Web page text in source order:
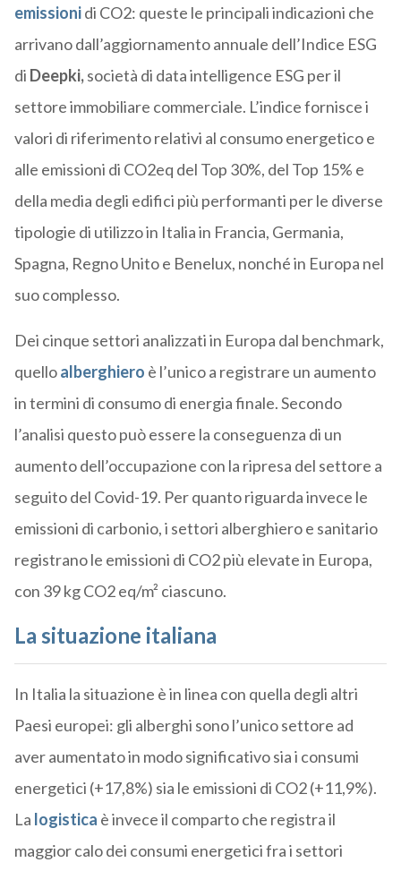
emissionidi CO2: queste le principali indicazioni che
arrivano dall’aggiornamento annuale dell’Indice ESG
di Deepki,società di data intelligence ESG per il
settore immobiliare commerciale. L’indice fornisce i
valori di riferimento relativi al consumo energetico e
alle emissioni di CO2eq del Top 30%, del Top 15% e
della media degli edifici più performanti per le diverse
tipologie di utilizzo in Italia in Francia, Germania,
Spagna, Regno Unito e Benelux, nonché in Europa nel
suo complesso.
Dei cinque settori analizzati in Europa dal benchmark,
quelloalberghiero è l’unico a registrare un aumento
in termini di consumo di energia finale. Secondo
l’analisi questo può essere la conseguenza di un
aumento dell’occupazione con la ripresa del settore a
seguito del Covid-19. Per quanto riguarda invece le
emissioni di carbonio, i settori alberghiero e sanitario
registrano le emissioni di CO2 più elevate in Europa,
con 39 kg CO2 eq/m² ciascuno.
La situazione italiana
In Italia la situazione è in linea con quella degli altri
Paesi europei: gli alberghi sono l’unico settore ad
aver aumentato in modo significativo sia i consumi
energetici (+17,8%) sia le emissioni di CO2 (+11,9%).
La logistica è invece il comparto che registra il
maggior calo dei consumi energetici fra i settori